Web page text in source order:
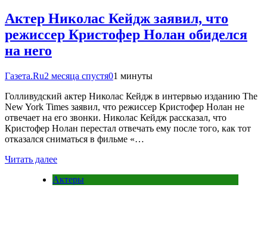
Актер Николас Кейдж заявил, что
режиссер Кристофер Нолан обиделся
на него
Газета.Ru2 месяца спустя01 минуты
Голливудский актер Николас Кейдж в интервью изданию The
New York Times заявил, что режиссер Кристофер Нолан не
отвечает на его звонки. Николас Кейдж рассказал, что
Кристофер Нолан перестал отвечать ему после того, как тот
отказался сниматься в фильме «…
Читать далее
Актеры